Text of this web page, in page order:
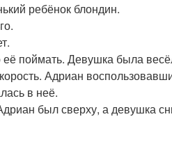
ребёнок блондин.
поймать. Девушка была
Адриан
в неё.
был сверху, а девушка